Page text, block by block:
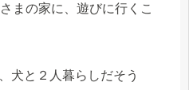
まの家に、遊びに行くこ
犬と２人暮らしだそう